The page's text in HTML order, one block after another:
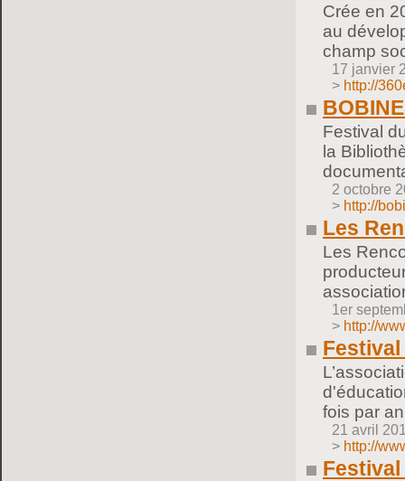
Crée en
au
champ
17 janvier
> http://
Festival
la
2 octobre
> http://
Les
Les
1er
> http://
Festival
fois par
21 avril
> http://